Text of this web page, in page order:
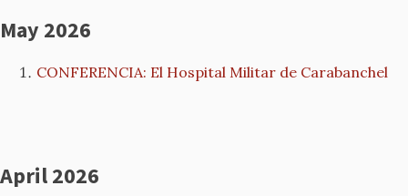
May 2026
CONFERENCIA: El Hospital Militar de Carabanchel
April 2026